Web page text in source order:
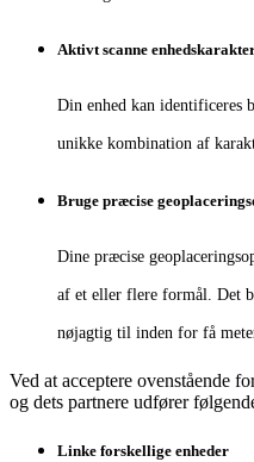
Aktivt scanne
Din enhed kan identificeres
unikke kombination af
Bruge præcise
Dine præcise
af et eller flere formål. Det
nøjagtig til inden for få
Ved at acceptere ovenstående
og dets partnere udfører
Linke forskellige enheder